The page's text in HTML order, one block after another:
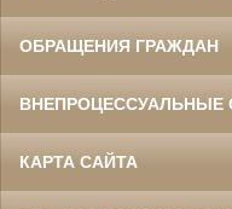
ОБРАЩЕНИЯ ГРАЖДАН
ВНЕПРОЦЕССУАЛЬНЫЕ
КАРТА САЙТА